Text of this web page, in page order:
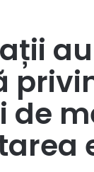
de